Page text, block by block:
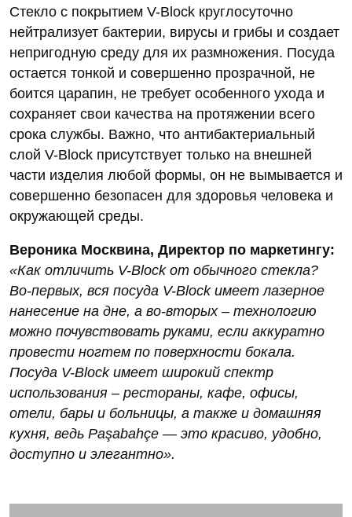
Стекло с покрытием V-Block круглосуточно
нейтрализует бактерии, вирусы и грибы и создает
непригодную среду для их размножения. Посуда
остается тонкой и совершенно прозрачной, не
боится царапин, не требует особенного ухода и
сохраняет свои качества на протяжении всего
срока службы. Важно, что антибактериальный
слой V-Block присутствует только на внешней
части изделия любой формы, он не вымывается и
совершенно безопасен для здоровья человека и
окружающей среды.
Вероника Москвина, Директор по маркетингу:
«Как отличить V-Block от обычного стекла?
Во-первых, вся посуда V-Block имеет лазерное
нанесение на дне, а во-вторых – технологию
можно почувствовать руками, если аккуратно
провести ногтем по поверхности бокала.
Посуда V-Block имеет широкий спектр
использования – рестораны, кафе, офисы,
отели, бары и больницы, а также и домашняя
кухня, ведь Paşabahçe — это красиво, удобно,
доступно и элегантно».